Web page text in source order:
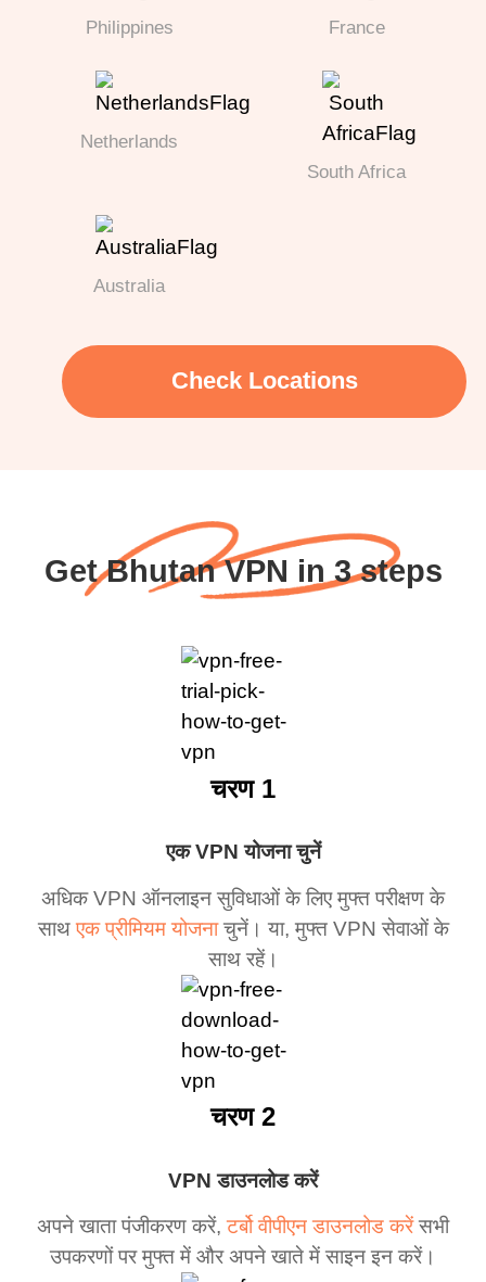
Philippines France
Netherlands
South Africa
Australia
Check Locations
Get Bhutan VPN in 3 steps
एक VPN योजना चुनें
अधिक VPN ऑनलाइन सुविधाओं के लिए मुफ्त परीक्षण के
साथएक प्रीमियम योजनाचुनें। या, मुफ्त VPN सेवाओं के
साथ रहें।
चरण 1
VPN डाउनलोड करें
अपने खाता पंजीकरण करें,टर्बो वीपीएन डाउनलोड करेंसभी
उपकरणों पर मुफ्त में और अपने खाते में साइन इन करें।
चरण 2